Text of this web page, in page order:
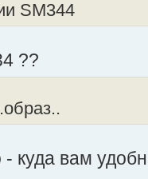
SM344
??
куда вам